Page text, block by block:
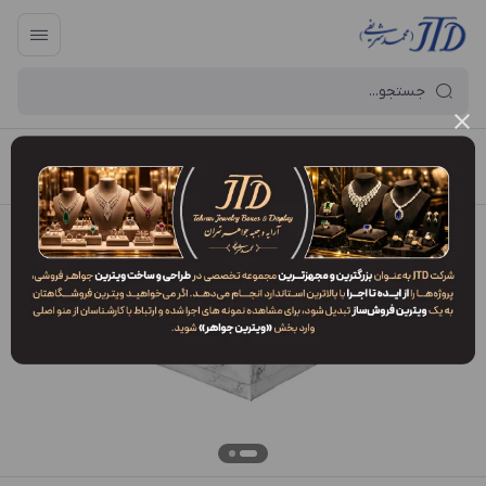
آرایه و جعبه جواهر تهران / فهرست محصولات / جعبه مدال MM3 TDW2